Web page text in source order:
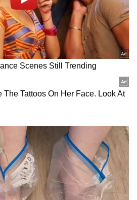
ನಟರು ಬಾಲಿವುಡ್‌
ವಿದೇಶಗಳಲ್ಲಿ ದಕ್ಷಿಣ
ವಿದೇಶಗಳಲ್ಲೂ ಅಭಿಮಾಣಿಗಳು
ದೊಡ್ಡ ಶೋಗಳಿಗೆ, ಫಿಲ್ಮ್
ದಕ್ಷಿಣ ಭಾರತದ
ಅಷ್ಟರಮಟ್ಟಿಗೆ ದಕ್ಷಿಣ ಭಾರತದ
ಅಲ್ಲ, ಗ್ಲೋಬಲ್ ಲೆವೆಲ್‌ಗೆ
asianet suvarna news ಅನ್ನು
ಮಾಡಿಕೊಳ್ಳಿ